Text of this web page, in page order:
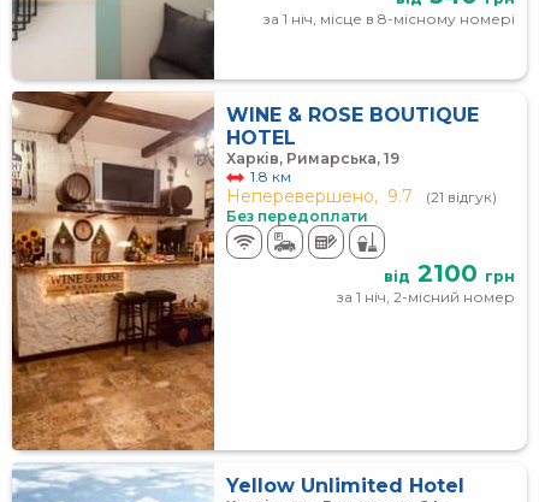
за 1 ніч, місце в 8-місному номері
WINE & ROSE BOUTIQUE
HOTEL
Харків, Римарська, 19
1.8 км
Неперевершено, 9.7
(21 відгук)
Без передоплати
від 2100 грн
за 1 ніч, 2-місний номер
Yellow Unlimited Hotel